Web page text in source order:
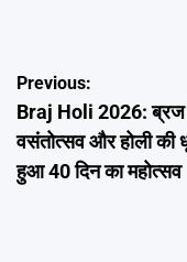
Post
navigation
Previous:
Braj Holi 2026: ब्रज
वसंतोत्सव और होली
हुआ 40 दिन का महोत्सव